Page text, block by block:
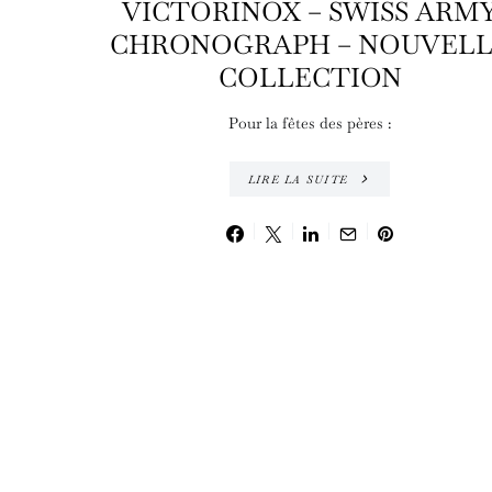
VICTORINOX – SWISS
CHRONOGRAPH –
COLLECTION
Pour la fêtes des pères :
LIRE LA SUITE